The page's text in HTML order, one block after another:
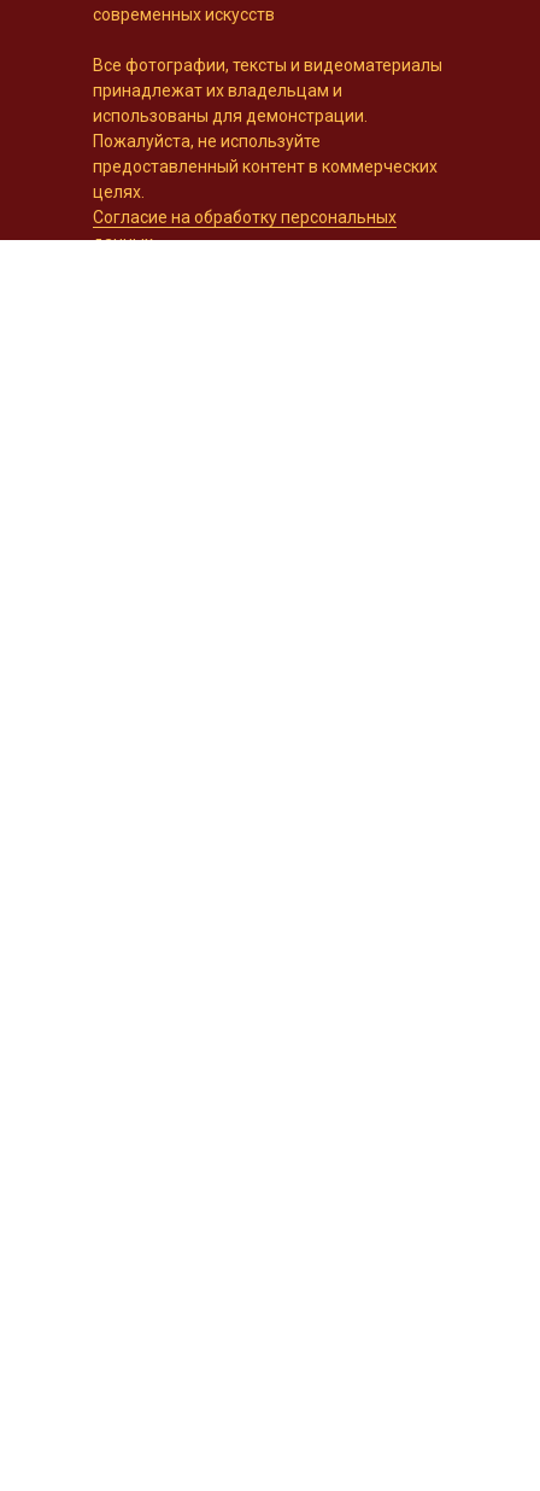
современных искусств
Все фотографии, тексты и видеоматериалы
принадлежат их владельцам и
использованы для демонстрации.
Пожалуйста, не используйте
предоставленный контент в коммерческих
целях.
Согласие на обработку персональных
данных.